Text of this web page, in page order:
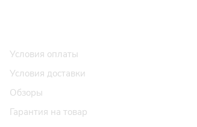
Условия оплаты
Условия доставки
Обзоры
Гарантия на товар